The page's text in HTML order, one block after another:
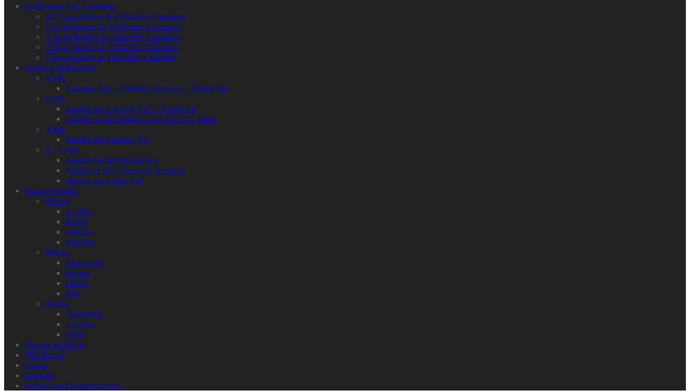
Reittouren mit Camping
10 Tage Reiten & 8 Nächte Camping
5 Tage Reiten & 4 Nächte Camping
3 Tage Reiten & 2 Nächte Camping
2 Tage Reiten & 1 Nächte Camping
1 Tage Reiten & 1 Nächte Camping
Weitere Reittouren
8 Sdt.
Catarpe Tal + Teufel's Canyon + Todes Tal
5 Sdt.
Ausritt ins Catarpe Tal + Todes Tal
Ausritt zu den Ruinen von Beter & Tulor
4 Sdt.
Ausritt ins Catarpe Tal
2 - 3 Sdt.
Ausritt im Salz Bergkette
Ausritt in die Oase von Sequitor
Ausritt ins Todes Tal
Unsere Pferde
Pferde
Cecilia
David
Huayra
Mambo
Pferde
Margarito
Negro
Orion
SDS
Pferde
Tormenta
Trueno
XVIII
Für uns arbeiten
The Desert
Lodge
Kontakt
Refund and Returns Policy